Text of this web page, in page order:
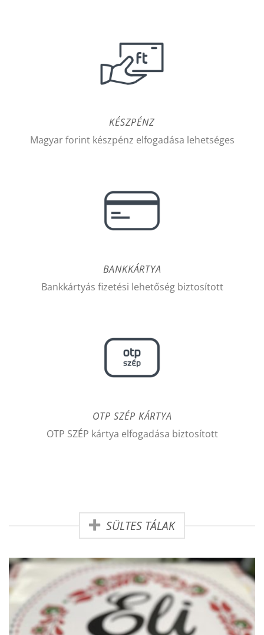
KÉSZPÉNZ
Magyar forint készpénz elfogadása lehetséges
BANKKÁRTYA
Bankkártyás fizetési lehetőség biztosított
OTP SZÉP KÁRTYA
OTP SZÉP kártya elfogadása biztosított
SÜLTES TÁLAK